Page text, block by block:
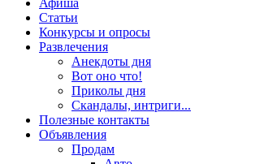
Афиша
Статьи
Конкурсы и опросы
Развлечения
Анекдоты дня
Вот оно что!
Приколы дня
Скандалы, интриги...
Полезные контакты
Объявления
Продам